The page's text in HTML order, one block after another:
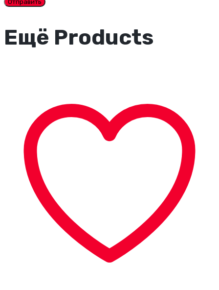
Ещё Products